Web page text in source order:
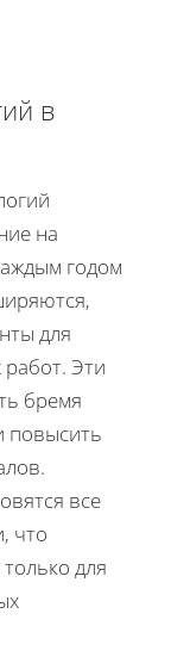
в
на
годом
для
Эти
бремя
повысить
все
что
для